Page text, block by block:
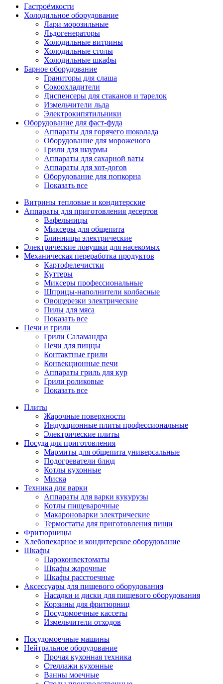
Гастроёмкости
Холодильное оборудование
Лари морозильные
Льдогенераторы
Холодильные витрины
Холодильные столы
Холодильные шкафы
Барное оборудование
Граниторы для слаша
Сокоохладители
Диспенсеры для стаканов и тарелок
Измельчители льда
Электрокипятильники
Оборудование для фаст-фуда
Аппараты для горячего шоколада
Оборудование для мороженого
Грили для шаурмы
Аппараты для сахарной ваты
Аппараты для хот-догов
Оборудование для попкорна
Показать все
Витрины тепловые и кондитерские
Аппараты для приготовления десертов
Вафельницы
Миксеры для общепита
Блинницы электрические
Электрические ловушки для насекомых
Механическая переработка продуктов
Картофелечистки
Куттеры
Миксеры профессиональные
Шприцы-наполнители колбасные
Овощерезки электрические
Пилы для мяса
Показать все
Печи и грили
Грили Саламандра
Печи для пиццы
Контактные грили
Конвекционные печи
Аппараты гриль для кур
Грили роликовые
Показать все
Плиты
Жарочные поверхности
Индукционные плиты профессиональные
Электрические плиты
Посуда для приготовления
Мармиты для общепита универсальные
Подогреватели блюд
Котлы кухонные
Миска
Техника для варки
Аппараты для варки кукурузы
Котлы пищеварочные
Макароноварки электрические
Термостаты для приготовления пищи
Фритюрницы
Хлебопекарное и кондитерское оборудование
Шкафы
Пароконвектоматы
Шкафы жарочные
Шкафы расстоечные
Аксессуары для пищевого оборудования
Насадки и диски для пищевого оборудования
Корзины для фритюрниц
Посудомоечные кассеты
Измельчители отходов
Посудомоечные машины
Нейтральное оборудование
Прочая кухонная техника
Стеллажи кухонные
Ванны моечные